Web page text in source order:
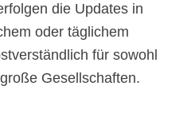
die Updates in
oder täglichem
für sowohl
Gesellschaften.